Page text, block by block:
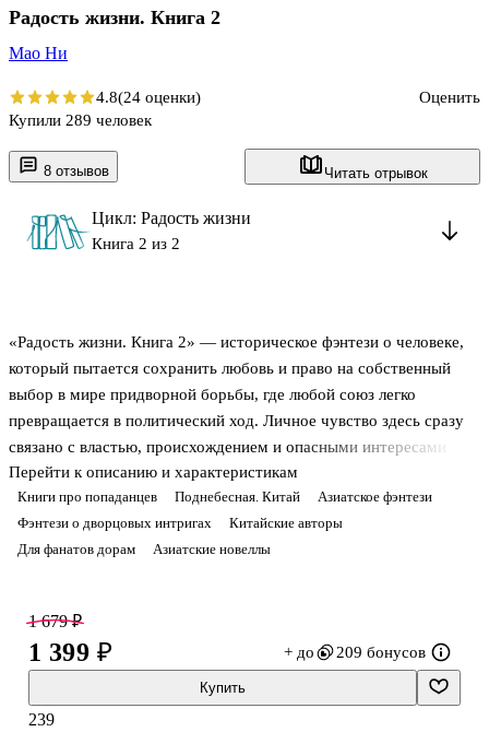
8 отзывов Читать отрывок
Цикл: Радость жизни
Книга 2 из 2
Книги про попаданцев Поднебесная. Китай
Азиатское фэнтези
Фэнтези о дворцовых интригах
Китайские авторы
Для фанатов дорам
Азиатские новеллы
«Радость жизни. Книга 2» — историческое фэнтези о человеке,
который пытается сохранить любовь и право на собственный
выбор в мире придворной борьбы, где любой союз легко
превращается в политический ход. Личное чувство здесь сразу
связано с властью, происхождением и опасными интересами
империи. В центре сюжета — герой, оказавшийся между
семейными тайнами, столичными интригами и необходимостью
принимать решения там, где открытая честность становится
роскошью. После свадьбы он попадает в новый виток
конфликт ещё шире и напряжённее.
О чём книга
Во второй части уси
Перейти к описанию и характеристикам
Радость жизни. Книга 2
Мао Ни
4.8(24 оценки)
Оценить
Купили 289 человек
1 679 ₽
1 399 ₽ + до 209 бонусов
Купить
239